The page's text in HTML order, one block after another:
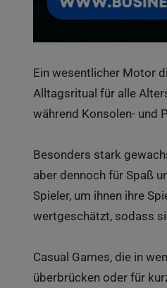
Ein wesentlicher Motor
Alltagsritual für alle
während Konsolen- und
Besonders stark
aber dennoch für Spaß
Spieler, um ihnen ihre
wertgeschätzt, sodass
Casual Games, die in
überbrücken oder für